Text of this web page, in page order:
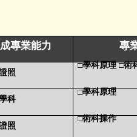
專業能力 專
照
□學科原理 □術
科
□學科原理
照
□術科操作